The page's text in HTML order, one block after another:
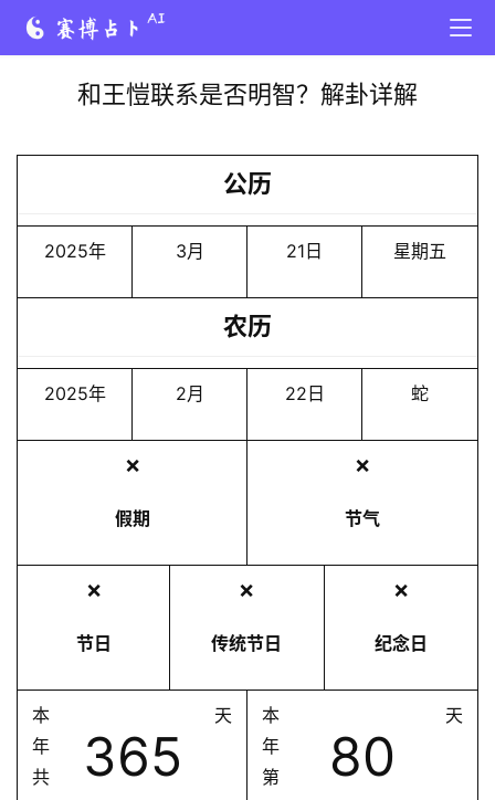
和王愷联系是否明智？解卦详解
公历
2025年 3月 21日 星期五
农历
2025年 2月 22日 蛇
❌
假期
❌
节气
❌
节日
❌
传统节日
❌
纪念日
本
年
共
365
天
本
年
第
80
天